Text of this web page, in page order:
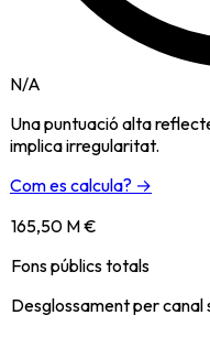
N/A
Una puntuació alta
implica irregularitat.
Com es calcula? →
165,50 M €
Fons públics totals
Desglossament per canal